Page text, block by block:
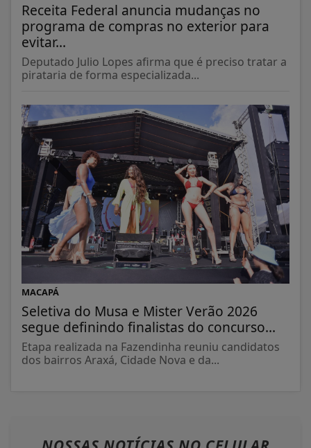
Receita Federal anuncia mudanças no
programa de compras no exterior para
evitar...
Deputado Julio Lopes afirma que é preciso tratar a
pirataria de forma especializada...
MACAPÁ
Seletiva do Musa e Mister Verão 2026
segue definindo finalistas do concurso...
Etapa realizada na Fazendinha reuniu candidatos
dos bairros Araxá, Cidade Nova e da...